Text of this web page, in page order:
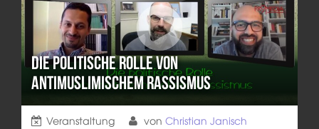
Die politische Rolle von
antimuslimischem Rassismus
Veranstaltung von Christian Janisch